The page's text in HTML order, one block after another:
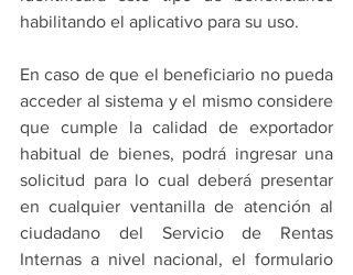
habilitando el aplicativo para su uso.
En caso de que el beneficiario no pueda
acceder al sistema y el mismo considere
que cumple la calidad de exportador
habitual de bienes, podrá ingresar una
solicitud para lo cual deberá presentar
en cualquier ventanilla de atención al
ciudadano del Servicio de Rentas
Internas a nivel nacional, el formulario